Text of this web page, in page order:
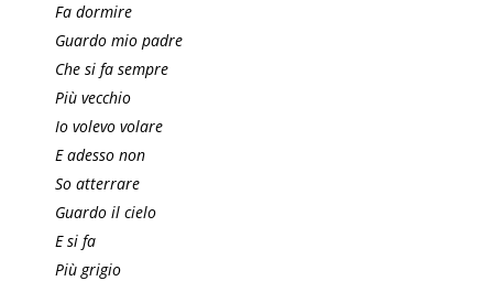
Fa dormire
Guardo mio padre
Che si fa sempre
Più vecchio
Io volevo volare
E adesso non
So atterrare
Guardo il cielo
E si fa
Più grigio